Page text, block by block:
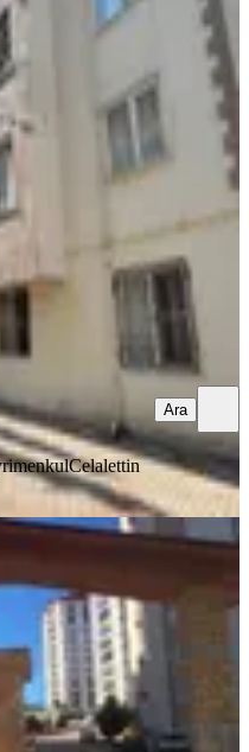
Mahallesi
Giriş (Zemin)· 06.08.2026
Celalettin
Ara
İpeksaray
Kiralık 5+1
Mahallesi
05.08.2026